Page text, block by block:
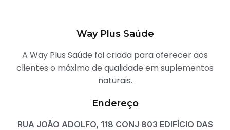
Way Plus Saúde
A Way Plus Saúde foi criada para oferecer aos
clientes o máximo de qualidade em suplementos
naturais.
Endereço
RUA JOÃO ADOLFO, 118 CONJ 803 EDIFÍCIO DAS